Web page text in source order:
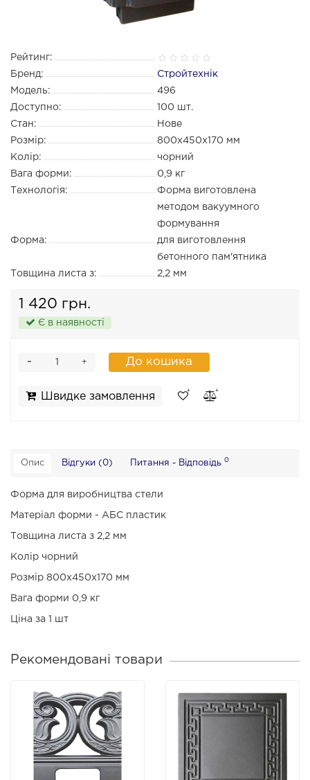
Рейтинг:
Бренд:
Стройтехнік
Модель:
496
Доступно:
100 шт.
Стан:
Нове
Розмір:
800х450х170 мм
Колір:
чорний
Вага форми:
0,9 кг
Технологія:
Форма виготовлена
методом вакуумного
формування
Форма:
для виготовлення
бетонного пам'ятника
Товщина листа з:
2,2 мм
1 420 грн.
Є в наявності
+
- До кошика
Швидке замовлення
Опис Відгуки (0) Питання - Відповідь 0
Форма для виробництва стели
Матеріал форми - АБС пластик
Товщина листа з 2,2 мм
Колір чорний
Розмір 800х450х170 мм
Вага форми 0,9 кг
Ціна за 1 шт
Рекомендовані товари